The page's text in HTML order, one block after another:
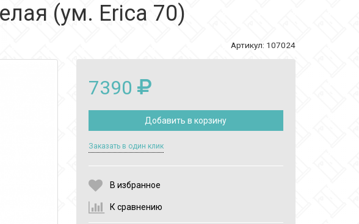
(ум. Erica 70)
Артикул: 107024
7390
Добавить в корзину
Заказать в один клик
В избранное
К сравнению